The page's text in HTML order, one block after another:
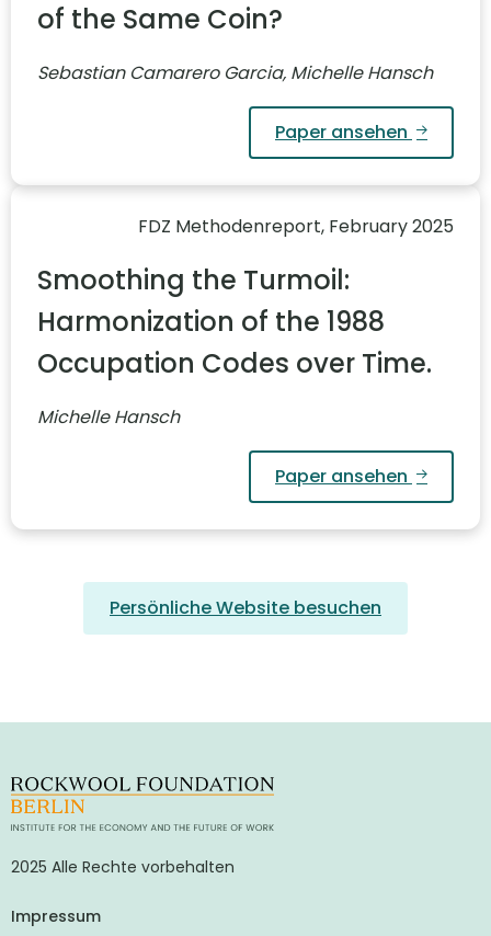
of the Same Coin?
Sebastian Camarero Garcia, Michelle Hansch
Paper ansehen
FDZ Methodenreport, February 2025
Smoothing the Turmoil:
Harmonization of the 1988
Occupation Codes over Time.
Michelle Hansch
Paper ansehen
Persönliche Website besuchen
2025 Alle Rechte vorbehalten
Impressum